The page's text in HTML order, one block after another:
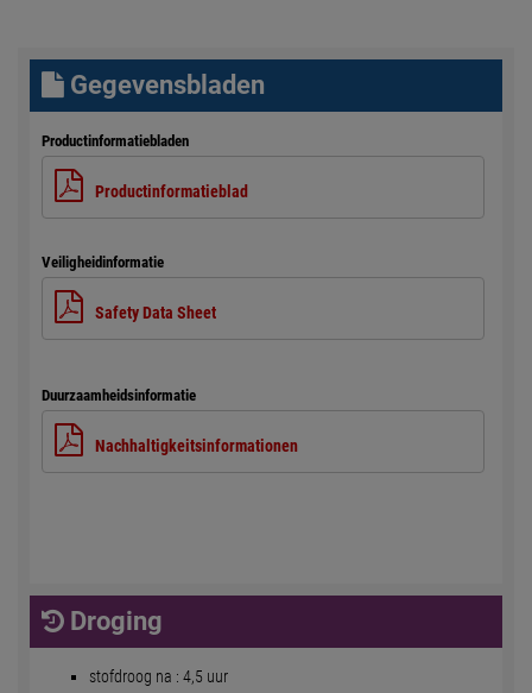
Gegevensbladen
Productinformatiebladen
Productinformatieblad
Veiligheidinformatie
Safety Data Sheet
Duurzaamheidsinformatie
Nachhaltigkeitsinformationen
Droging
stofdroog na : 4,5 uur